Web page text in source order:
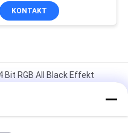
KONTAKT
Bit RGB All Black Effekt
Pixel 25 Pins IPS Tft